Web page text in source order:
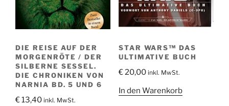
DIE REISE AUF DER
MORGENRÖTE / DER
SILBERNE SESSEL.
DIE CHRONIKEN VON
NARNIA BD. 5 UND 6
€13,40 inkl. MwSt.
STAR WARS™ DAS
ULTIMATIVE BUCH
€20,00 inkl. MwSt.
In den Warenkorb